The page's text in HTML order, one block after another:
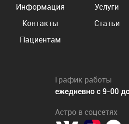
Информация
Услуги
Контакты
Статьи
Пациентам
График работы
ежедневно с 9-00
Астро в соцсетях